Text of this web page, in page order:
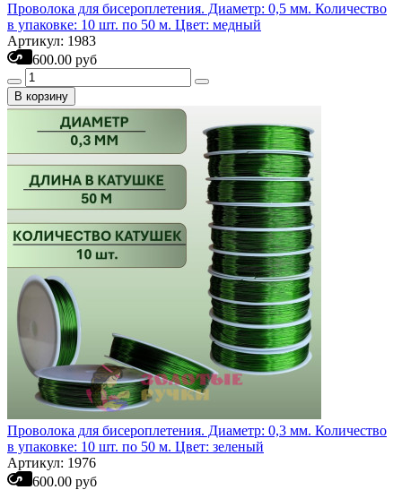
Проволока для бисероплетения. Диаметр: 0,5 мм. Количество
в упаковке: 10 шт. по 50 м. Цвет: медный
Артикул: 1983
600.00 руб
В корзину
Проволока для бисероплетения. Диаметр: 0,3 мм. Количество
в упаковке: 10 шт. по 50 м. Цвет: зеленый
Артикул: 1976
600.00 руб